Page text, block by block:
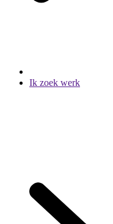
Ik zoek werk